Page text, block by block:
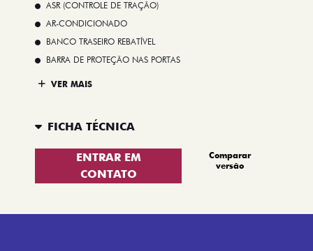
ASR (CONTROLE DE TRAÇÃO)
AR-CONDICIONADO
BANCO TRASEIRO REBATÍVEL
BARRA DE PROTEÇÃO NAS PORTAS
VER MAIS
FICHA TÉCNICA
ENTRAR EM
CONTATO
Comparar
versão